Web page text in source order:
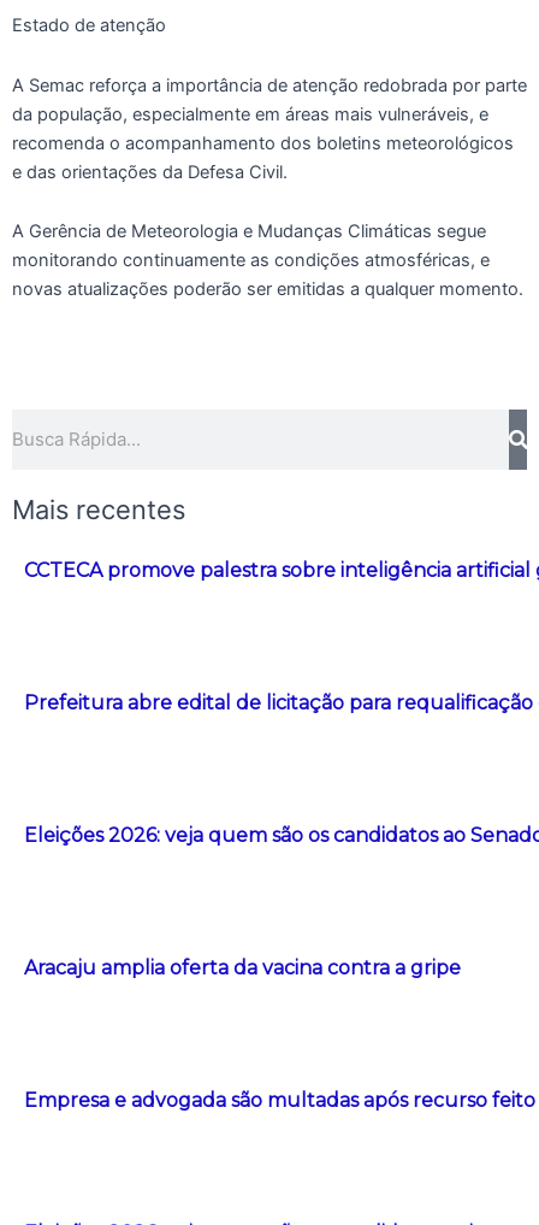
Estado de atenção
A Semac reforça a importância de atenção redobrada por parte
da população, especialmente em áreas mais vulneráveis, e
recomenda o acompanhamento dos boletins meteorológicos
e das orientações da Defesa Civil.
A Gerência de Meteorologia e Mudanças Climáticas segue
monitorando continuamente as condições atmosféricas, e
novas atualizações poderão ser emitidas a qualquer momento.
Mais recentes
CCTECA promove palestra sobre inteligência
Prefeitura abre edital de licitação para
Eleições 2026: veja quem são os candidatos ao
Aracaju amplia oferta da vacina contra a gripe
Empresa e advogada são multadas após recurso